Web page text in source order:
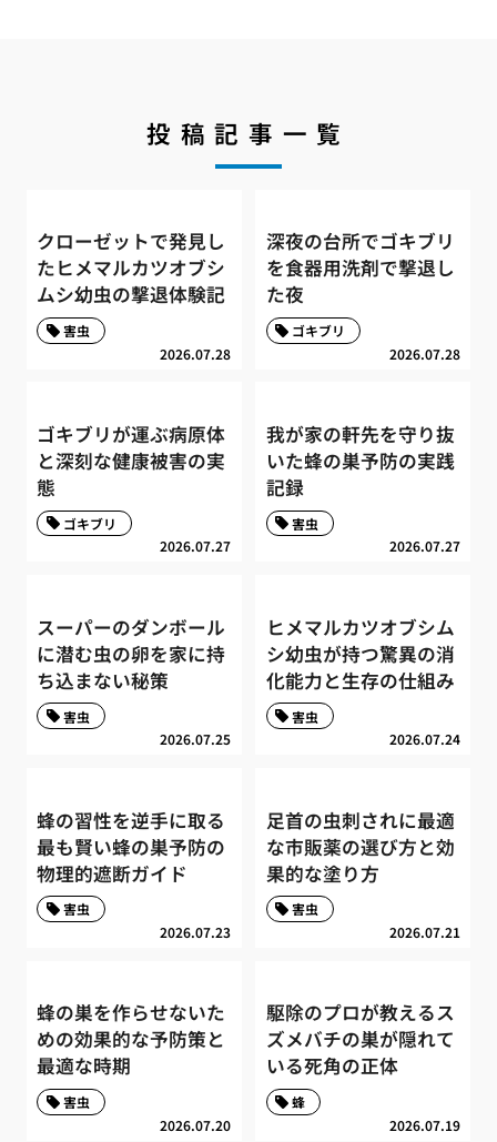
投稿記事一覧
クローゼットで発見し
たヒメマルカツオブシ
ムシ幼虫の撃退体験記
2026.07.28
害虫
深夜の台所でゴキブリ
を食器用洗剤で撃退し
た夜
2026.07.28
ゴキブリ
ゴキブリが運ぶ病原体
と深刻な健康被害の実
態
2026.07.27
ゴキブリ
我が家の軒先を守り抜
いた蜂の巣予防の実践
記録
2026.07.27
害虫
スーパーのダンボール
に潜む虫の卵を家に持
ち込まない秘策
2026.07.25
害虫
ヒメマルカツオブシム
シ幼虫が持つ驚異の消
化能力と生存の仕組み
2026.07.24
害虫
蜂の習性を逆手に取る
最も賢い蜂の巣予防の
物理的遮断ガイド
2026.07.23
害虫
足首の虫刺されに最適
な市販薬の選び方と効
果的な塗り方
2026.07.21
害虫
蜂の巣を作らせないた
めの効果的な予防策と
最適な時期
2026.07.20
害虫
駆除のプロが教えるス
ズメバチの巣が隠れて
いる死角の正体
2026.07.19
蜂